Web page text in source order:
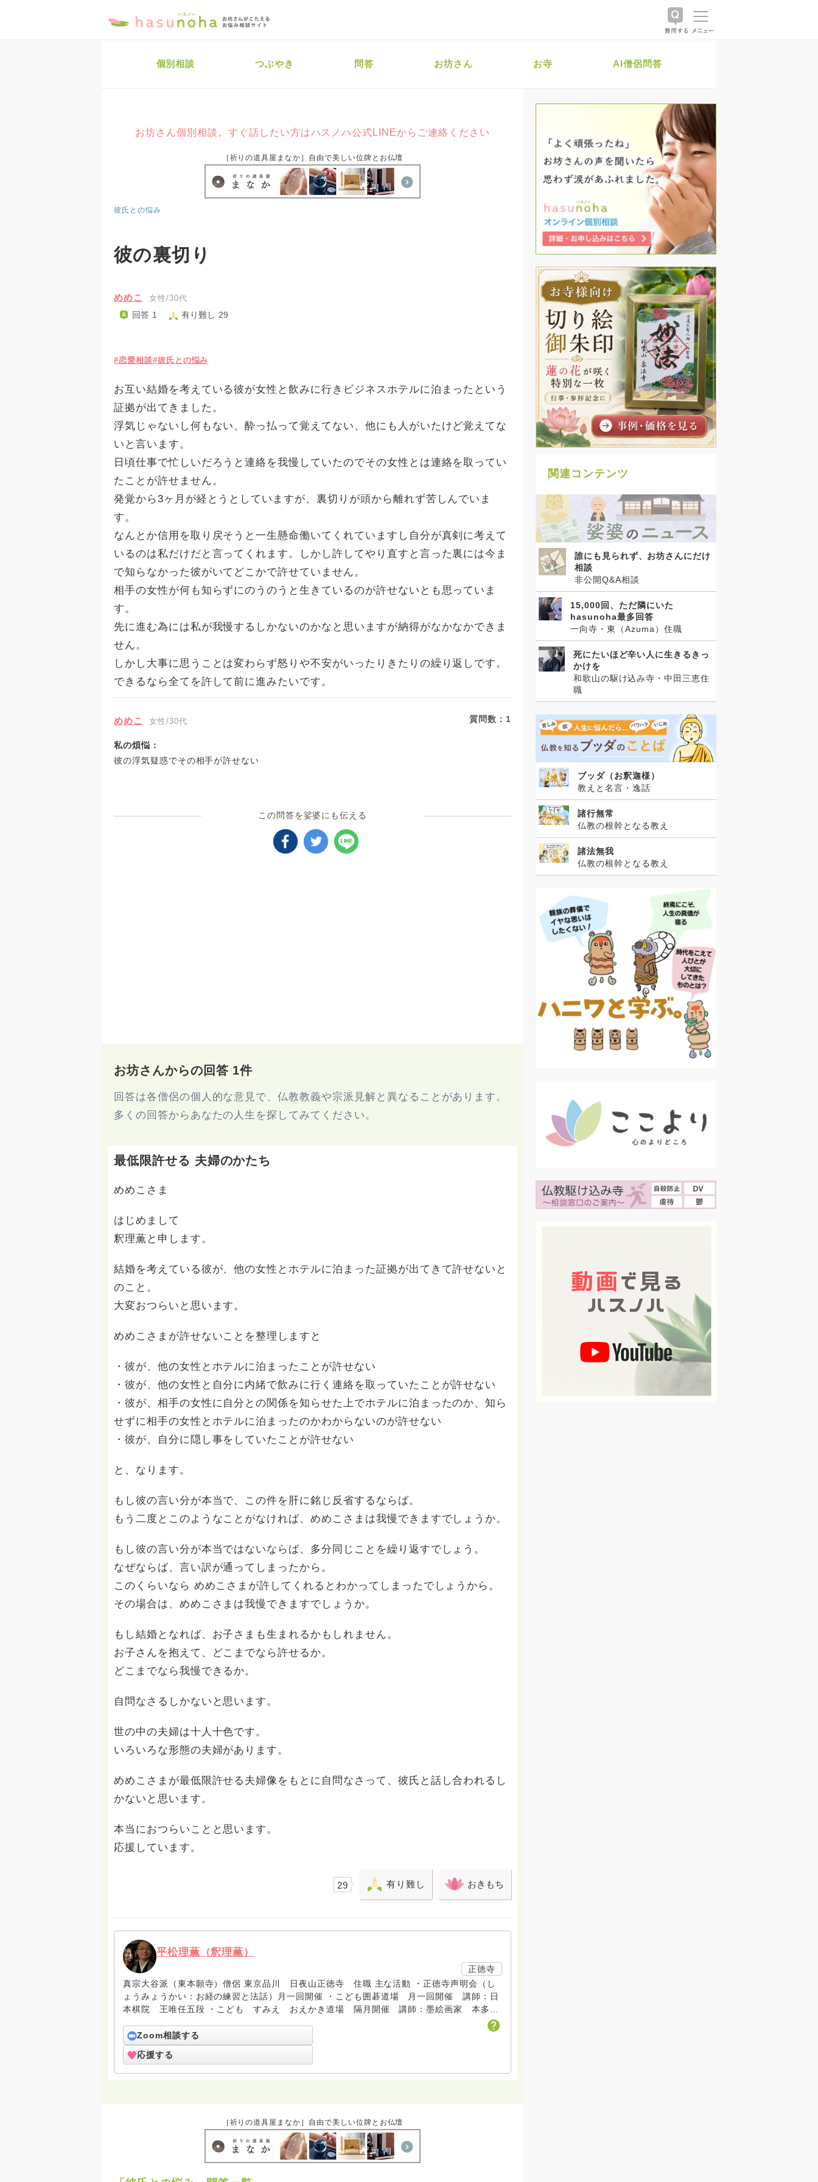
個別相談 つぶやき 問答 お坊さん お寺 AI僧侶問答
お坊さん個別相談。すぐ話したい方はハスノハ公式LINEからご連絡ください
［祈りの道具屋まなか］自由で美しい位牌とお仏壇
彼氏との悩み
彼の裏切り
めめこ 女性/30代
回答 1 有り難し 29
#恋愛相談#彼氏との悩み
お互い結婚を考えている彼が女性と飲みに行きビジネスホテルに泊まったという
証拠が出てきました。
浮気じゃないし何もない、酔っ払って覚えてない、他にも人がいたけど覚えてな
いと言います。
日頃仕事で忙しいだろうと連絡を我慢していたのでその女性とは連絡を取ってい
たことが許せません。
発覚から3ヶ月が経とうとしていますが、裏切りが頭から離れず苦しんでいま
す。
なんとか信用を取り戻そうと一生懸命働いてくれていますし自分が真剣に考えて
いるのは私だけだと言ってくれます。しかし許してやり直すと言った裏には今ま
で知らなかった彼がいてどこかで許せていません。
相手の女性が何も知らずにのうのうと生きているのが許せないとも思っていま
す。
先に進む為には私が我慢するしかないのかなと思いますが納得がなかなかできま
せん。
しかし大事に思うことは変わらず怒りや不安がいったりきたりの繰り返しです。
できるなら全てを許して前に進みたいです。
めめこ 女性/30代 質問数： 1
私の煩悩：
彼の浮気疑惑でその相手が許せない
この問答を娑婆にも伝える
お坊さんからの回答 1件
回答は各僧侶の個人的な意見で、仏教教義や宗派見解と異なることがあります。
多くの回答からあなたの人生を探してみてください。
最低限許せる 夫婦のかたち
めめこさま
はじめまして
釈理薫と申します。
結婚を考えている彼が、他の女性とホテルに泊まった証拠が出てきて許せないと
のこと。
大変おつらいと思います。
めめこさまが許せないことを整理しますと
・彼が、他の女性とホテルに泊まったことが許せない
・彼が、他の女性と自分に内緒で飲みに行く連絡を取っていたことが許せない
・彼が、相手の女性に自分との関係を知らせた上でホテルに泊まったのか、知ら
せずに相手の女性とホテルに泊まったのかわからないのが許せない
・彼が、自分に隠し事をしていたことが許せない
と、なります。
もし彼の言い分が本当で、この件を肝に銘じ反省するならば。
もう二度とこのようなことがなければ、めめこさまは我慢できますでしょうか。
もし彼の言い分が本当ではないならば、多分同じことを繰り返すでしょう。
なぜならば、言い訳が通ってしまったから。
このくらいなら めめこさまが許してくれるとわかってしまったでしょうから。
その場合は、めめこさまは我慢できますでしょうか。
もし結婚となれば、お子さまも生まれるかもしれません。
お子さんを抱えて、どこまでなら許せるか。
どこまでなら我慢できるか。
自問なさるしかないと思います。
世の中の夫婦は十人十色です。
いろいろな形態の夫婦があります。
めめこさまが最低限許せる夫婦像をもとに自問なさって、彼氏と話し合われるし
かないと思います。
本当におつらいことと思います。
応援しています。
29 有り難し おきもち
平松理薫（釈理薫）
正徳寺
真宗大谷派（東本願寺）僧侶 東京品川 日夜山正徳寺 住職 主な活動 ・正徳寺声明会（し
ょうみょうかい：お経の練習と法話）月一回開催 ・こども囲碁道場 月一回開催 講師：日
本棋院 王唯任五段 ・こども すみえ おえかき道場 隔月開催 講師：墨絵画家 本多豊
國 ・「対話する夜」 月一回 都内のいろいろなお寺で平日夜にお坊さんを交えて対話する
会 この他に、寺社フェス「向源」のお手伝いなど
Zoom相談する
応援する
［祈りの道具屋まなか］自由で美しい位牌とお仏壇
関連コンテンツ
誰にも見られず、お坊さんにだけ
相談
非公開Q&A相談
15,000回、ただ隣にいた
hasunoha最多回答
一向寺・東（Azuma）住職
死にたいほど辛い人に生きるきっ
かけを
和歌山の駆け込み寺・中田三恵住
職
ブッダ（お釈迦様）
教えと名言・逸話
諸行無常
仏教の根幹となる教え
諸法無我
仏教の根幹となる教え